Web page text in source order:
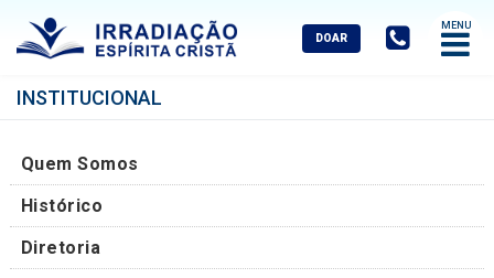
Abrir
Menu
INSTITUCIONAL
Quem Somos
Histórico
Diretoria